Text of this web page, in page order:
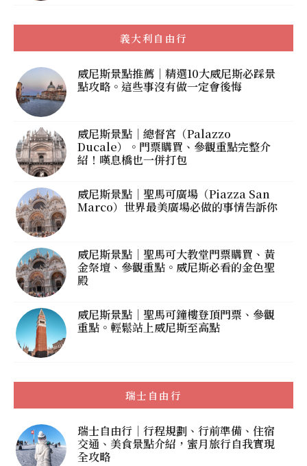
義大利自由行
威尼斯景點推薦｜精選10大威尼斯必踩景
點攻略。這些事沒有做一定會後悔
威尼斯景點｜總督宮（Palazzo
Ducale）。門票購買、參觀重點完整介
紹！嘆息橋也一併打包
威尼斯景點｜聖馬可廣場（Piazza San
Marco）世界最美廣場必做的事情告訴你
威尼斯景點｜聖馬可大教堂門票購買、黃
金祭壇、參觀重點。威尼斯必看的金色聖
殿
威尼斯景點｜聖馬可鐘樓登頂門票、參觀
重點。輕鬆站上威尼斯至高點
瑞士自由行
瑞士自由行｜行程規劃、行前準備、住宿
交通、美食景點介紹，蜜月旅行自我實現
全攻略